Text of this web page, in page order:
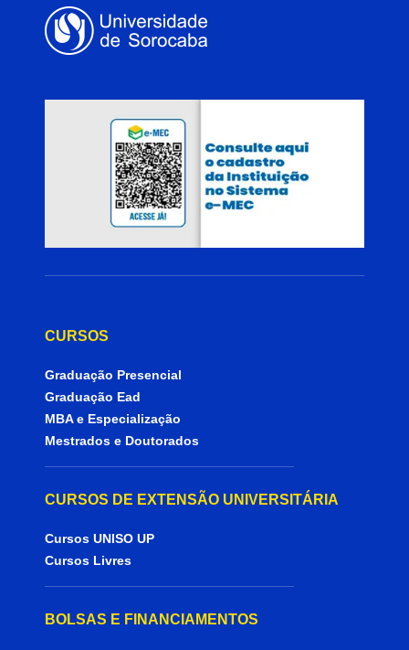
CURSOS
Graduação Presencial
Graduação Ead
MBA e Especialização
Mestrados e Doutorados
CURSOS DE EXTENSÃO UNIVERSITÁRIA
Cursos UNISO UP
Cursos Livres
BOLSAS E FINANCIAMENTOS